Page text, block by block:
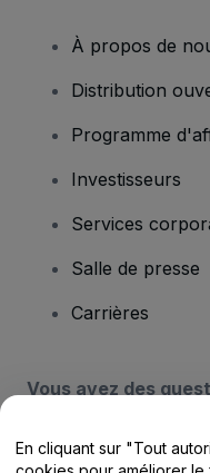
À propos de
Distribution
Programme
Investisseurs
Services
Salle de presse
Carrières
Vous avez des
Centre
En cliquant sur "Tout